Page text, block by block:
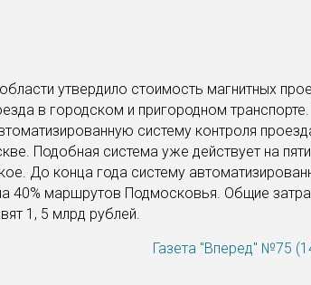
утвердило стоимость магнитных
в городском и пригородном
систему контроля
Подобная система уже действует на пяти
До конца года систему
40% маршрутов Подмосковья. Общие
1, 5 млрд рублей.
Газета "Вперед" №75